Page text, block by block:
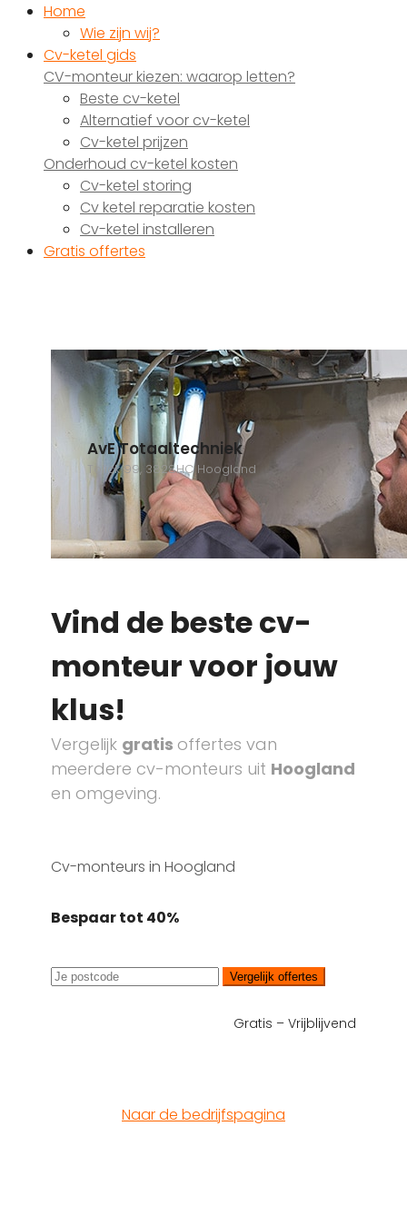
Home
Wie zijn wij?
Cv-ketel gids
CV-monteur kiezen: waarop letten?
Beste cv-ketel
Alternatief voor cv-ketel
Cv-ketel prijzen
Onderhoud cv-ketel kosten
Cv-ketel storing
Cv ketel reparatie kosten
Cv-ketel installeren
Gratis offertes
AvE Totaaltechniek
Tolick 99, 3828HC Hoogland
Vind de beste cv-
monteur voor jouw
klus!
Vergelijk gratis offertes van
meerdere cv-monteurs uit Hoogland
en omgeving.
Cv-monteurs in Hoogland
Bespaar tot 40%
Vergelijk offertes
Gratis – Vrijblijvend
Naar de bedrijfspagina